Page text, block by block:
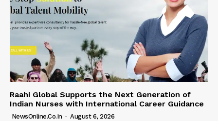
Raahi Global Supports the Next Generation of
Indian Nurses with International Career Guidance
NewsOnline.co.in - August 6, 2026